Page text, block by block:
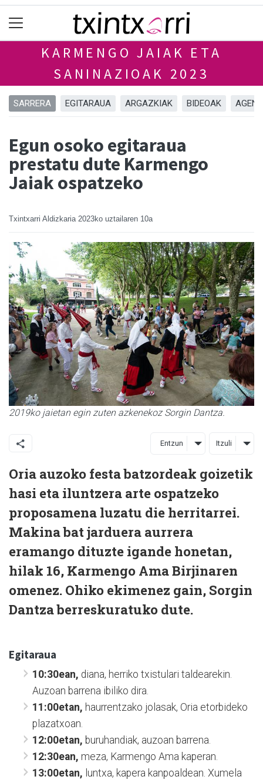
KARMENGO JAIAK ETA
SANINAZIOAK 2023
SARRERA EGITARAUA ARGAZKIAK BIDEOAK
Egun osoko egitaraua
prestatu dute Karmengo
Jaiak ospatzeko
Txintxarri Aldizkaria 2023ko uztailaren 10a
2019ko jaietan egin zuten azkenekoz Sorgin Dantza.
Entzun Itzuli
Oria auzoko festa batzordeak goizetik
hasi eta iluntzera arte ospatzeko
proposamena luzatu die herritarrei.
Makina bat jarduera aurrera
eramango dituzte igande honetan,
hilak 16, Karmengo Ama Birjinaren
omenez. Ohiko ekimenez gain, Sorgin
Dantza berreskuratuko dute.
Egitaraua
10:30ean, diana, herriko txistulari taldearekin.
Auzoan barrena ibiliko dira.
11:00etan, haurrentzako jolasak, Oria etorbideko
plazatxoan.
12:00etan, buruhandiak, auzoan barrena.
12:30ean, meza, Karmengo Ama kaperan.
13:00etan, luntxa, kapera kanpoaldean. Xumela